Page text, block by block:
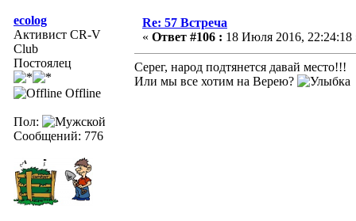
ecolog
Активист CR-V
Club
Постоялец
Offline
Пол:
Сообщений: 776
Re: 57 Встреча
« Ответ #106 : 18 Июля 2016, 22:24:18
Серег, народ подтянется давай место!!!
Или мы все хотим на Верею?